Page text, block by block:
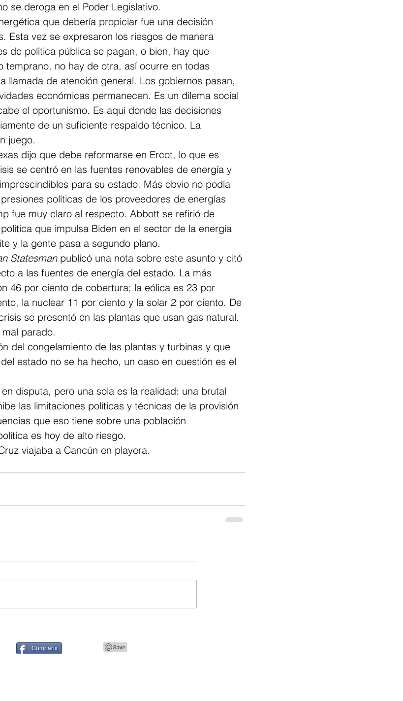
se deroga en el Poder Legislativo.
que debería propiciar fue una decisión
Esta vez se expresaron los riesgos de manera
de política pública se pagan, o bien, hay que
temprano, no hay de otra, así ocurre en todas
llamada de atención general. Los gobiernos pasan,
económicas permanecen. Es un dilema social
el oportunismo. Es aquí donde las decisiones
de un suficiente respaldo técnico. La
juego.
dijo que debe reformarse en Ercot, lo que es
se centró en las fuentes renovables de energía y
para su estado. Más obvio no podía
políticas de los proveedores de energías
fue muy claro al respecto. Abbott se refirió de
que impulsa Biden en el sector de la energía
y la gente pasa a segundo plano.
Statesman publicó una nota sobre este asunto y citó
a las fuentes de energía del estado. La más
46 por ciento de cobertura; la eólica es 23 por
la nuclear 11 por ciento y la solar 2 por ciento. De
se presentó en las plantas que usan gas natural.
parado.
del congelamiento de las plantas y turbinas y que
estado no se ha hecho, un caso en cuestión es el
disputa, pero una sola es la realidad: una brutal
las limitaciones políticas y técnicas de la provisión
que eso tiene sobre una población
es hoy de alto riesgo.
viajaba a Cancún en playera.
Compartir